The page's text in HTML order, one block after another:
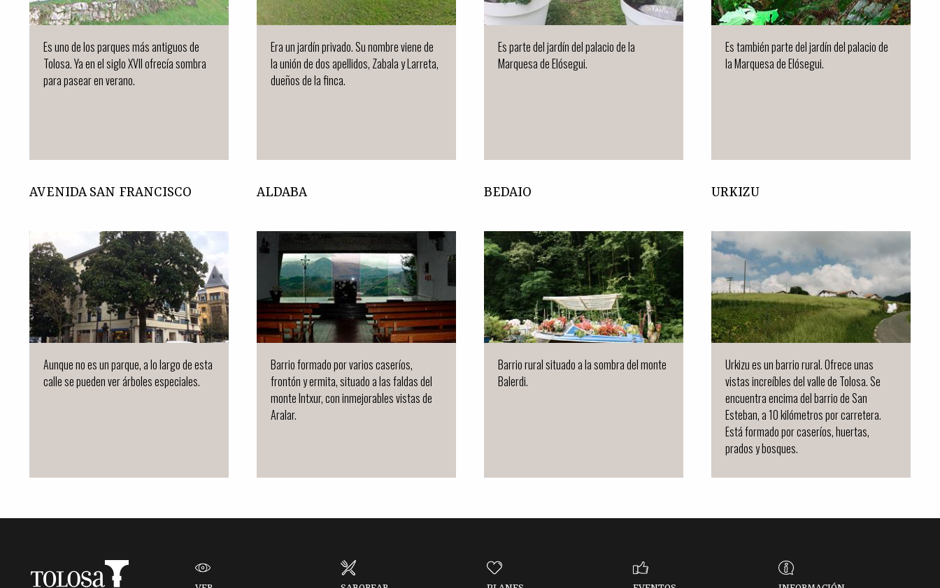
Es uno de los parques más antiguos de
Tolosa. Ya en el siglo XVII ofrecía sombra
para pasear en verano.
Era un jardín privado. Su nombre viene de
la unión de dos apellidos, Zabala y Larreta,
dueños de la finca.
Es parte del jardín del palacio de la
Marquesa de Elósegui.
Es también parte del jardín del palacio de
la Marquesa de Elósegui.
AVENIDA SAN FRANCISCO
Aunque no es un parque, a lo largo de esta
calle se pueden ver árboles especiales.
ALDABA
Barrio formado por varios caseríos,
frontón y ermita, situado a las faldas del
monte Intxur, con inmejorables vistas de
Aralar.
BEDAIO
Barrio rural situado a la sombra del monte
Balerdi.
URKIZU
Urkizu es un barrio rural. Ofrece unas
vistas increíbles del valle de Tolosa. Se
encuentra encima del barrio de San
Esteban, a 10 kilómetros por carretera.
Está formado por caseríos, huertas,
prados y bosques.